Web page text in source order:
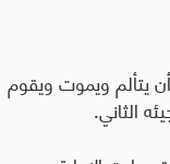
يتألم ويموت ويقوم
الثاني.